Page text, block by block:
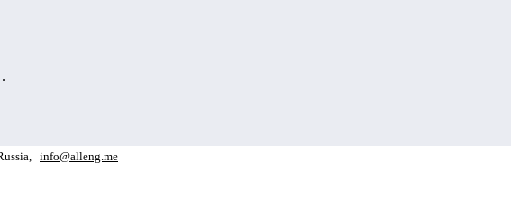
.
info@alleng.me